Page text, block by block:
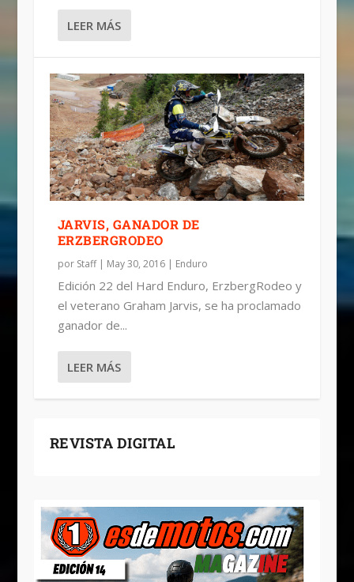
LEER MÁS
JARVIS, GANADOR DE
ERZBERGRODEO
por Staff| May 30, 2016| Enduro
Edición 22 del Hard Enduro, ErzbergRodeo y
el veterano Graham Jarvis, se ha proclamado
ganador de...
LEER MÁS
REVISTA DIGITAL